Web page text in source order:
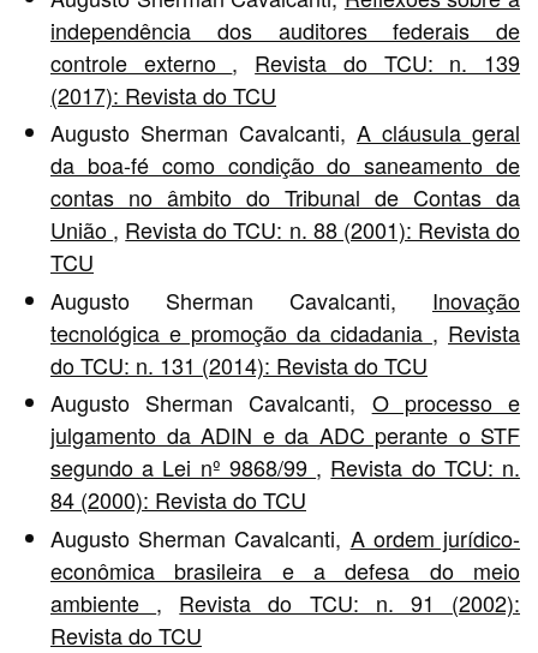
independência dos auditores federais de
controle externo , Revista do TCU: n. 139
(2017): Revista do TCU
Augusto Sherman Cavalcanti, A cláusula geral
da boa-fé como condição do saneamento de
contas no âmbito do Tribunal de Contas da
União , Revista do TCU: n. 88 (2001): Revista do
TCU
Augusto Sherman Cavalcanti, Inovação
tecnológica e promoção da cidadania , Revista
do TCU: n. 131 (2014): Revista do TCU
Augusto Sherman Cavalcanti, O processo e
julgamento da ADIN e da ADC perante o STF
segundo a Lei nº 9868/99 , Revista do TCU: n.
84 (2000): Revista do TCU
Augusto Sherman Cavalcanti, A ordem jurídico-
econômica brasileira e a defesa do meio
ambiente , Revista do TCU: n. 91 (2002):
Revista do TCU